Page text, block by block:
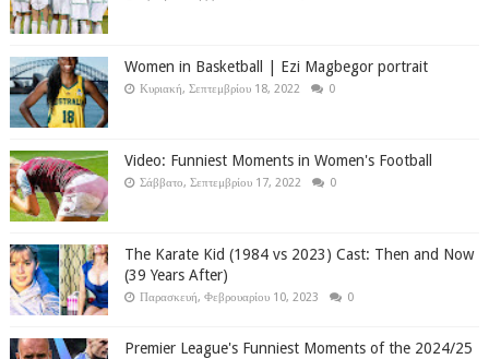
Women in Basketball | Ezi Magbegor portrait
Κυριακή, Σεπτεμβρίου 18, 2022 0
Video: Funniest Moments in Women's Football
Σάββατο, Σεπτεμβρίου 17, 2022 0
The Karate Kid (1984 vs 2023) Cast: Then and Now
(39 Years After)
Παρασκευή, Φεβρουαρίου 10, 2023 0
Premier League's Funniest Moments of the 2024/25